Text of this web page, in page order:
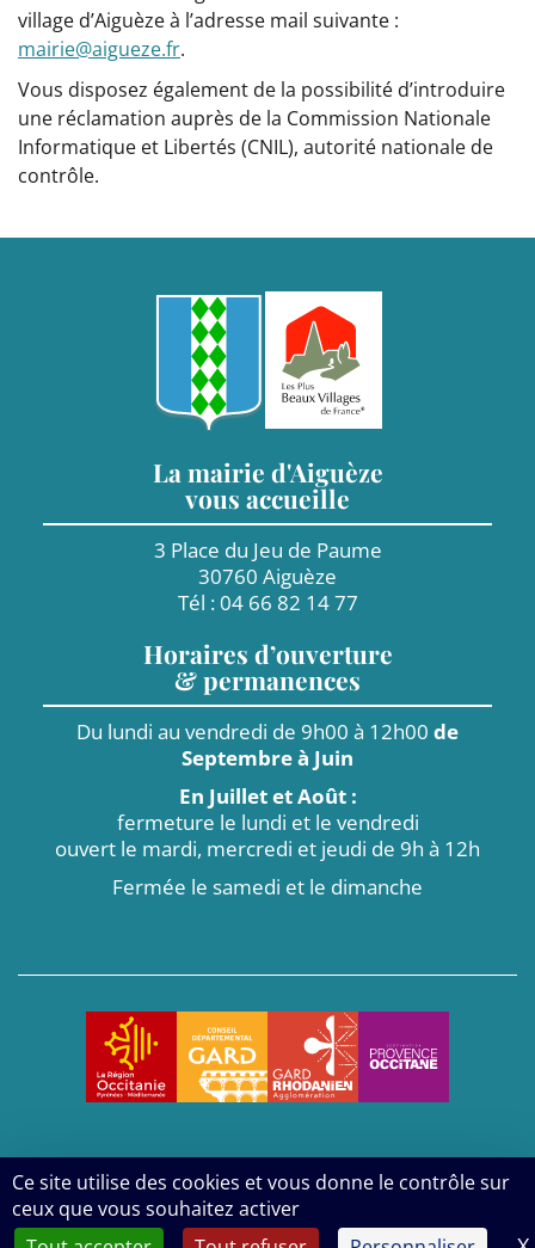
Ce site utilise des cookies et vous donne le contrôle sur
ceux que vous souhaitez activer
village d’Aiguèze à l’adresse mail suivante :
mairie@aigueze.fr.
Vous disposez également de la possibilité d’introduire
une réclamation auprès de la Commission Nationale
Informatique et Libertés (CNIL), autorité nationale de
contrôle.
La mairie d'Aiguèze
vous accueille
3 Place du Jeu de Paume
30760 Aiguèze
Tél : 04 66 82 14 77
Horaires d’ouverture
& permanences
Du lundi au vendredi de 9h00 à 12h00 de
Septembre à Juin
En Juillet et Août :
fermeture le lundi et le vendredi
ouvert le mardi, mercredi et jeudi de 9h à 12h
Fermée le samedi et le dimanche
2026- Tous droits réservés - Mairie d'Aiguèze
Politique de confidentialité Mentions légales